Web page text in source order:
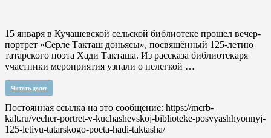
15 января в Кучашевской сельской библиотеке прошел вечер-
портрет «Серле Такташ дөньясы», посвящённый 125-летию
татарского поэта Хади Такташа. Из рассказа библиотекаря
участники мероприятия узнали о нелегкой …
Читать далее
Постоянная ссылка на это сообщение: https://mcrb-
kalt.ru/vecher-portret-v-kuchashevskoj-biblioteke-posvyashhyonnyj-
125-letiyu-tatarskogo-poeta-hadi-taktasha/